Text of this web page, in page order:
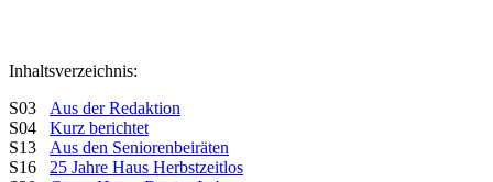
Inhaltsverzeichnis:
S03 Aus der Redaktion
S04 Kurz berichtet
S13 Aus den Seniorenbeiräten
S16 25 Jahre Haus Herbstzeitlos